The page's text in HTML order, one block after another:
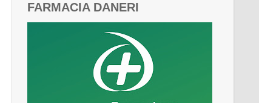
FARMACIA DANERI